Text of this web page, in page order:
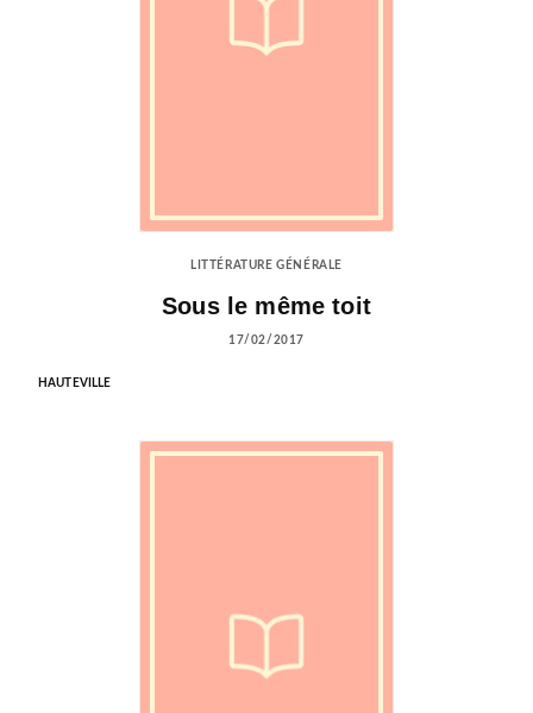
LITTÉRATURE GÉNÉRALE
Sous le même toit
17/02/2017
HAUTEVILLE